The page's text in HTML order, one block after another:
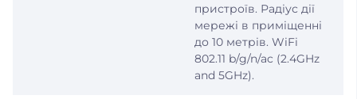
пристроїв. Радіус дії
мережі в приміщенні
до 10 метрів. WiFi
802.11 b/g/n/ac (2.4GHz
and 5GHz).